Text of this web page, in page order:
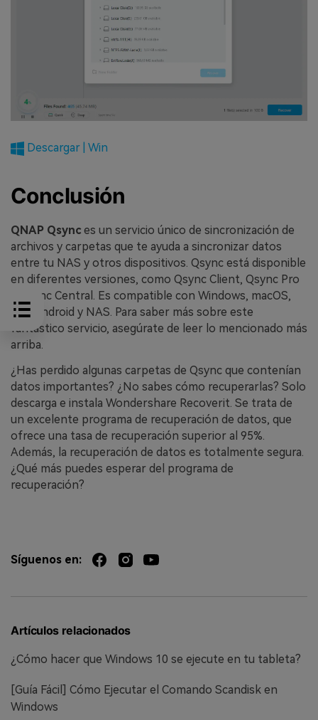
Descargar | Win
Conclusión
QNAP Qsync es un servicio único de sincronización de
archivos y carpetas que te ayuda a sincronizar datos
entre tu NAS y otros dispositivos. Qsync está disponible
en diferentes versiones, como Qsync Client, Qsync Pro
y Qsync Central. Es compatible con Windows, macOS,
iOS, Android y NAS. Para saber más sobre este
fantástico servicio, asegúrate de leer lo mencionado más
arriba.
¿Has perdido algunas carpetas de Qsync que contenían
datos importantes? ¿No sabes cómo recuperarlas? Solo
descarga e instala Wondershare Recoverit. Se trata de
un excelente programa de recuperación de datos, que
ofrece una tasa de recuperación superior al 95%.
Además, la recuperación de datos es totalmente segura.
¿Qué más puedes esperar del programa de
recuperación?
Síguenos en:
Artículos relacionados
¿Cómo hacer que Windows 10 se ejecute en tu tableta?
[Guía Fácil] Cómo Ejecutar el Comando Scandisk en
Windows